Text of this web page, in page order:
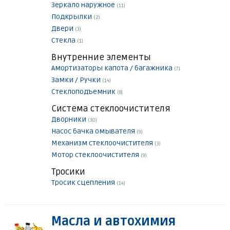
Зеркало наружное (11)
Подкрылки (2)
Двери (3)
Стекла (1)
Внутренние элементы
Амортизаторы капота / багажника (7)
Замки / Ручки (14)
Стеклоподъемник (8)
Система стеклоочистителя
Дворники (30)
Насос бачка омывателя (9)
Механизм стеклоочистителя (3)
Мотор стеклоочистителя (9)
Тросики
Тросик сцепления (14)
Масла и автохимия